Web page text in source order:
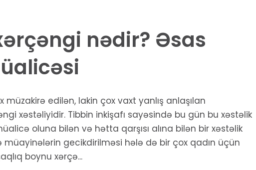
nədir? Əsas
müzakirə edilən, lakin çox vaxt yanlış anlaşılan
xəstəliyidir. Tibbin inkişafı sayəsində bu gün bu xəstəlik
oluna bilən və hətta qarşısı alına bilən bir xəstəlik
müayinələrin gecikdirilməsi hələ də bir çox qadın üçün
boynu xərçə...